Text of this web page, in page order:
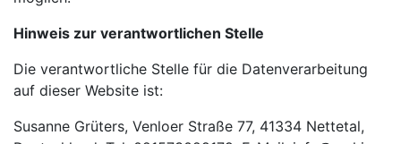
Hinweis zur verantwortlichen Stelle
Die verantwortliche Stelle für die Datenverarbeitung
auf dieser Website ist:
Susanne Grüters, Venloer Straße 77, 41334 Nettetal,